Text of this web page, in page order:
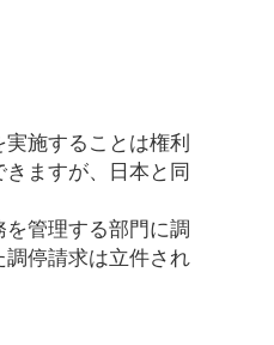
施することは権利
ますが、日本と同
管理する部門に調
停請求は立件され